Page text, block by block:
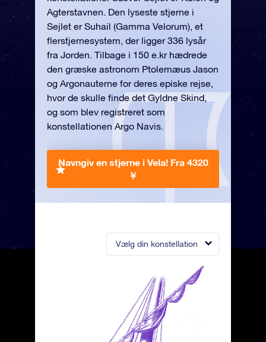
Vælg din konstellation
Agterstavnen. Den lyseste stjerne i
Sejlet er Suhail (Gamma Velorum), et
flerstjernesystem, der ligger 336 lysår
fra Jorden. Tilbage i 150 e.kr hædrede
den græske astronom Ptolemæus Jason
og Argonauterne for deres episke rejse,
hvor de skulle finde det Gyldne Skind,
og som blev registreret som
konstellationen Argo Navis.
Navngiv en stjerne i Vela! Fra 4320
￥